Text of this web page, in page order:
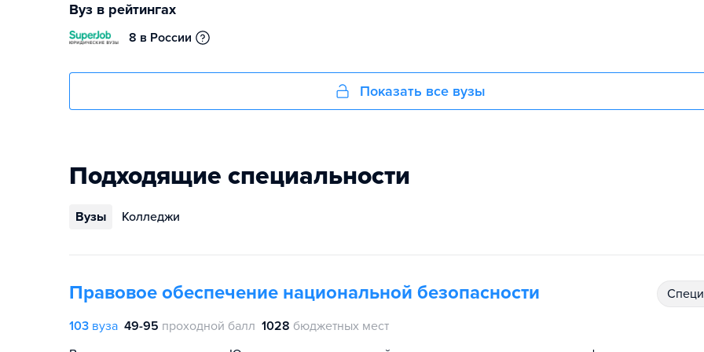
Вуз в рейтингах
8 в России
Показать все вузы
Подходящие специальности
Вузы Колледжи
Правовое обеспечение национальной безопасности
103 вуза 49-95 проходной балл 1028 бюджетных мест